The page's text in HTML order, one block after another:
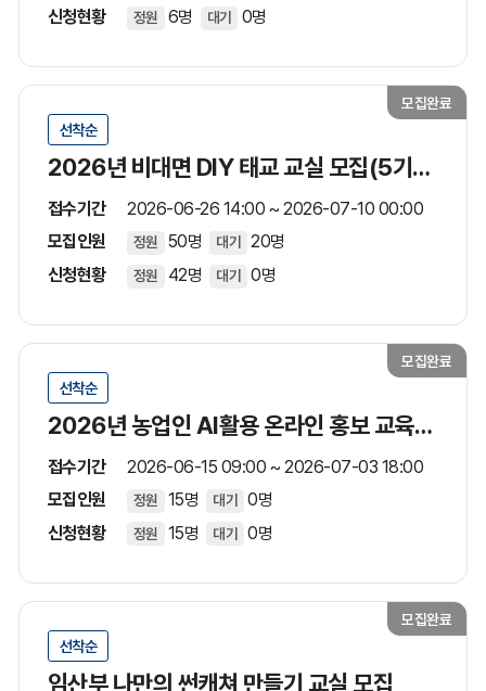
신청현황
정원 6명 대기 0명
모집완료
선착순
2026년 비대면 DIY 태교 교실 모집(5기수/7월)
접수기간
2026-06-26 14:00 ~ 2026-07-10 00:00
모집인원
정원 50명 대기
20명
신청현황
정원 42명 대기 0명
모집완료
선착순
2026년 농업인 AI활용 온라인 홍보 교육생 모집(모집기간 및 교육일정 연장)
접수기간
2026-06-15 09:00 ~ 2026-07-03 18:00
모집인원
정원 15명 대기
0명
신청현황
정원 15명 대기 0명
모집완료
선착순
임산부 나만의 썬캐쳐 만들기 교실 모집